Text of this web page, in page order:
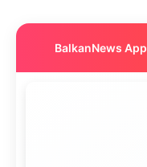
BalkanNews App